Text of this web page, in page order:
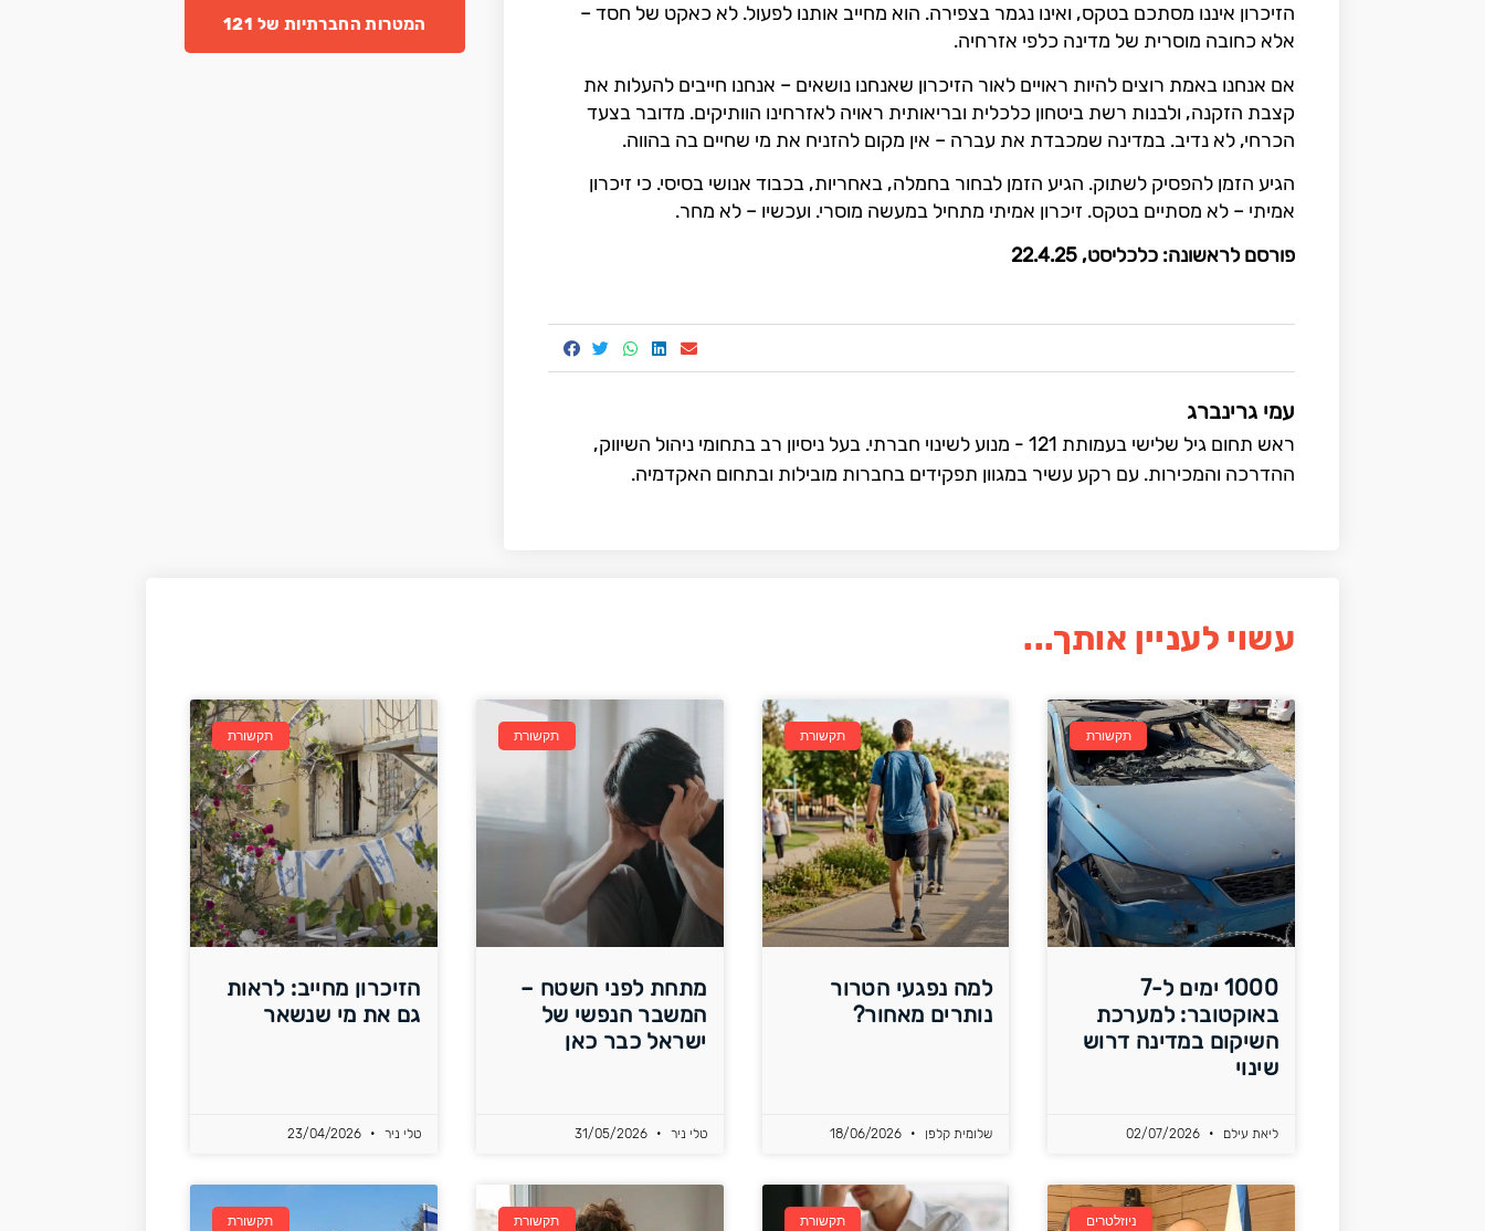
הזיכרון איננו מסתכם בטקס, ואינו נגמר בצפירה. הוא מחייב אותנו לפעול. לא כאקט של חסד –
אלא כחובה מוסרית של מדינה כלפי אזרחיה.
אם אנחנו באמת רוצים להיות ראויים לאור הזיכרון שאנחנו נושאים – אנחנו חייבים להעלות את
קצבת הזקנה, ולבנות רשת ביטחון כלכלית ובריאותית ראויה לאזרחינו הוותיקים. מדובר בצעד
הכרחי, לא נדיב. במדינה שמכבדת את עברה – אין מקום להזניח את מי שחיים בה בהווה.
הגיע הזמן להפסיק לשתוק. הגיע הזמן לבחור בחמלה, באחריות, בכבוד אנושי בסיסי. כי זיכרון
אמיתי – לא מסתיים בטקס. זיכרון אמיתי מתחיל במעשה מוסרי. ועכשיו – לא מחר.
פורסם לראשונה: כלכליסט, 22.4.25
עמי גרינברג
ראש תחום גיל שלישי בעמותת 121 - מנוע לשינוי חברתי. בעל ניסיון רב בתחומי ניהול השיווק,
ההדרכה והמכירות. עם רקע עשיר במגוון תפקידים בחברות מובילות ובתחום האקדמיה.
המטרות החברתיות של 121
עשוי לעניין אותך...
תקשורת
1000 ימים ל-7
באוקטובר: למערכת
השיקום במדינה דרוש
שינוי
ליאת עילם
תקשורת
למה נפגעי הטרור
נותרים מאחור?
שלומית קלפן
תקשורת
מתחת לפני השטח –
המשבר הנפשי של
ישראל כבר כאן
טלי ניר 31/05/2026
תקשורת
הזיכרון מחייב: לראות
גם את מי שנשאר
טלי ניר 23/04/2026
ניוזלטרים תקשורת תקשורת תקשורת